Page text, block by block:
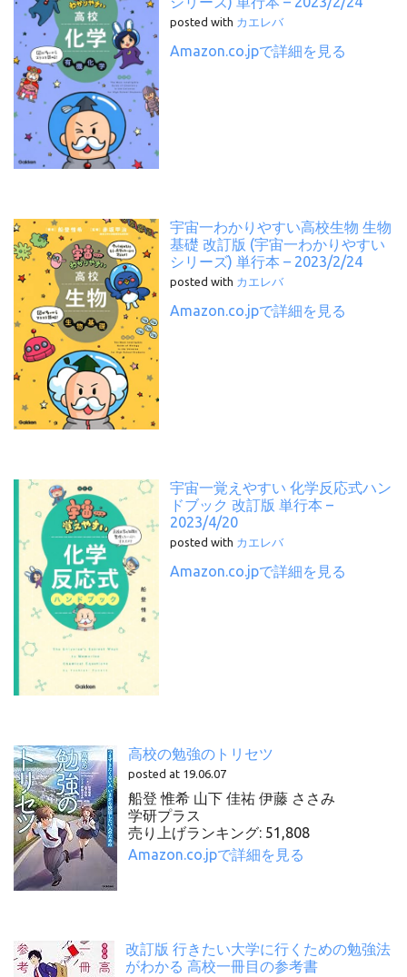
posted with カエレバ
Amazon.co.jpで詳細を見る
宇宙一わかりやすい高校生物 生物
基礎 改訂版 (宇宙一わかりやすい
シリーズ) 単行本 – 2023/2/24
posted with カエレバ
Amazon.co.jpで詳細を見る
宇宙一覚えやすい 化学反応式ハン
ドブック 改訂版 単行本 –
2023/4/20
posted with カエレバ
Amazon.co.jpで詳細を見る
高校の勉強のトリセツ
posted at 19.06.07
船登 惟希 山下 佳祐 伊藤 ささみ
学研プラス
売り上げランキング: 51,808
Amazon.co.jpで詳細を見る
改訂版 行きたい大学に行くための勉強法
がわかる 高校一冊目の参考書